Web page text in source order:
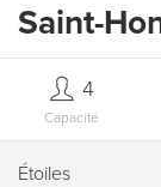
Saint-
Capacité
4
Étoiles